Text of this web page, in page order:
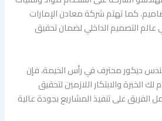
كما تهتم شركة معادن الإمارات
عالم التصميم الداخلي لضمان تحقيق
ديكور محترف في رأس الخيمة، فإن
الخبرة والابتكار اللازمين لتحقيق
الفريق على تنفيذ المشاريع بجودة عالية